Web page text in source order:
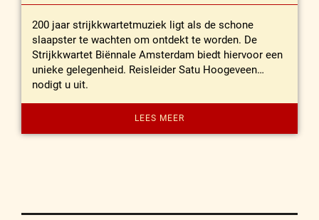
200 jaar strijkkwartetmuziek ligt als de schone
slaapster te wachten om ontdekt te worden. De
Strijkkwartet Biënnale Amsterdam biedt hiervoor een
unieke gelegenheid. Reisleider Satu Hoogeveen
nodigt u uit.
LEES MEER